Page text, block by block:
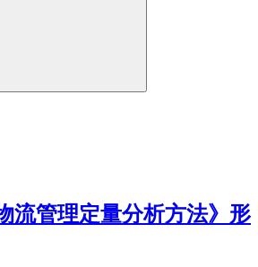
流管理定量分析方法》形